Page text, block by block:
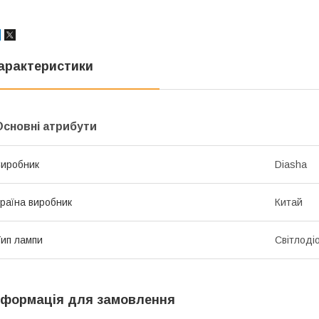
атрибути
Diasha
виробник Китай
лампи
для замовлення